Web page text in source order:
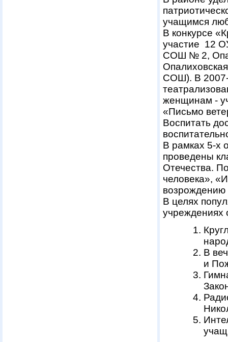
учащимся
В конкурсе
участие 12
СОШ № 2,
СОШ). В 2007-
женщинам -
«Письмо
Воспитать
В рамках 5-х
проведены
Отечества.
человека»,
возрождению
В целях
учреждениях
В
и